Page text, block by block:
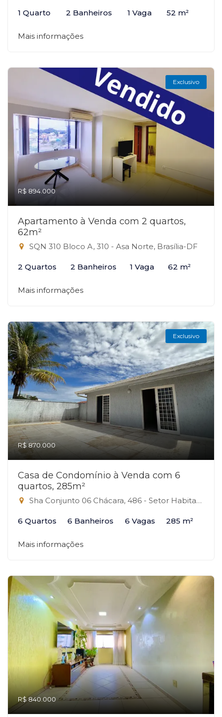
1 Quarto 2 Banheiros 1 Vaga 52 m²
Mais informações
Exclusivo
R$ 894.000
Apartamento à Venda com 2 quartos,
62m²
SQN 310 Bloco A, 310 - Asa Norte, Brasília-DF
2 Quartos 2 Banheiros 1 Vaga 62 m²
Mais informações
Exclusivo
R$ 870.000
Casa de Condomínio à Venda com 6
quartos, 285m²
Sha Conjunto 06 Chácara, 486 - Setor Habitacional Arniqueira, Brasília-DF
6 Quartos 6 Banheiros 6 Vagas 285 m²
Mais informações
R$ 840.000